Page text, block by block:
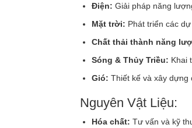
Điện: Giải pháp năng
Mặt trời: Phát triển các
Chất thải thành năng
Sóng & Thủy Triều: Khai
Gió: Thiết kế và xây dựng
Nguyên Vật Liệu:
Hóa chất: Tư vấn và kỹ